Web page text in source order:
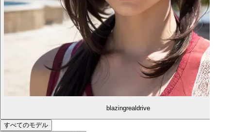
blazingrealdrive
すべてのモデル